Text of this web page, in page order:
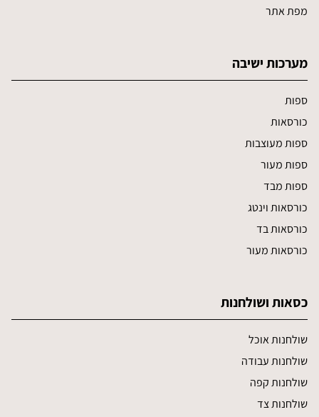
מפת אתר
מערכות ישיבה
ספות
כורסאות
ספות מעוצבות
ספות מעור
ספות מבד
כורסאות וינטג
כורסאות בד
כורסאות מעור
כסאות ושולחנות
שולחנות אוכל
שולחנות עבודה
שולחנות קפה
שולחנות צד